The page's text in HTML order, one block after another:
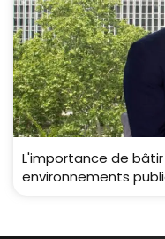
L'importance de
environnements